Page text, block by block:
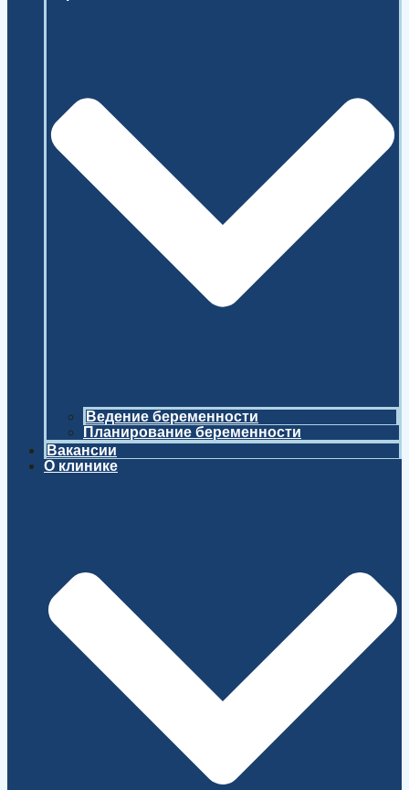
Ведение беременности
Планирование беременности
Вакансии
О клинике